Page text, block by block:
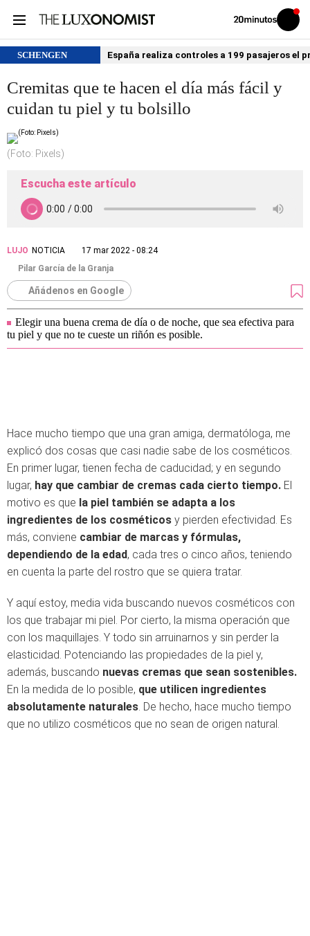
Volver
Iniciar
sesión
SCHENGEN España realiza controles a 199 pasajeros el
Cremitas que te hacen el día más fácil y
cuidan tu piel y tu bolsillo
(Foto: Pixels)
Escucha este artículo
LUJO NOTICIA
17 mar 2022 - 08:24
Pilar García de la Granja
Añádenos en Google
Elegir una buena crema de día o de noche, que sea efectiva para
tu piel y que no te cueste un riñón es posible.
Hace mucho tiempo que una gran amiga, dermatóloga, me
explicó dos cosas que casi nadie sabe de los cosméticos.
En primer lugar, tienen fecha de caducidad; y en segundo
lugar, hay que cambiar de cremas cada cierto tiempo. El
motivo es que la piel también se adapta a los
ingredientes de los cosméticos y pierden efectividad. Es
más, conviene cambiar de marcas y fórmulas,
dependiendo de la edad, cada tres o cinco años, teniendo
en cuenta la parte del rostro que se quiera tratar.
Y aquí estoy, media vida buscando nuevos cosméticos con
los que trabajar mi piel. Por cierto, la misma operación que
con los maquillajes. Y todo sin arruinarnos y sin perder la
elasticidad. Potenciando las propiedades de la piel y,
además, buscando nuevas cremas que sean sostenibles.
En la medida de lo posible, que utilicen ingredientes
absolutamente naturales. De hecho, hace mucho tiempo
que no utilizo cosméticos que no sean de origen natural.